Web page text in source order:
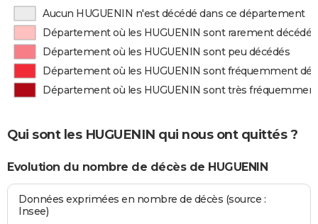
Aucun HUGUENIN n'est décédé dans ce département
Département où les HUGUENIN sont rarement décédés
Département où les HUGUENIN sont peu décédés
Département où les HUGUENIN sont fréquemment
Département où les HUGUENIN sont très
Qui sont les HUGUENIN qui nous ont quittés ?
Evolution du nombre de décès de HUGUENIN
Données exprimées en nombre de décès (source :
Insee)